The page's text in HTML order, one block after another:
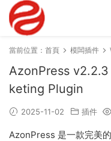
當前位置： 首頁 模闆插件
AzonPress
keting Plugin
2025-11-02 插件
AzonPress 是一款完美的